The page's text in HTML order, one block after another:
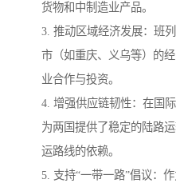
货物和中制造业产品。
3. 推动区域经济发展：班
市（如重庆、义乌等）的
业合作与投资。
4. 增强供应链韧性：在国
为两国提供了稳定的陆路
运路线的依赖。
5. 支持“一带一路”倡议：